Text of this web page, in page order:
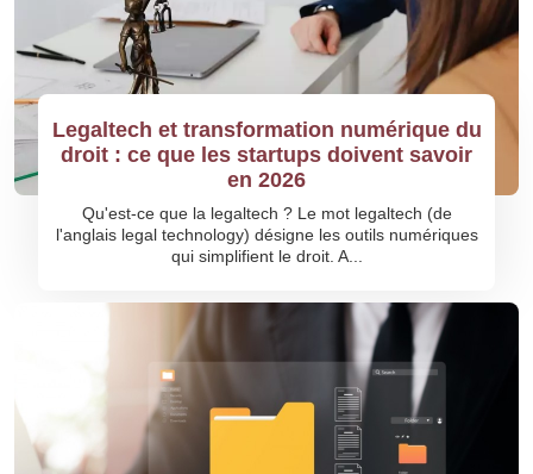
Legaltech et transformation numérique du
droit : ce que les startups doivent savoir
en 2026
Qu'est-ce que la legaltech ? Le mot legaltech (de
l'anglais legal technology) désigne les outils numériques
qui simplifient le droit. A...